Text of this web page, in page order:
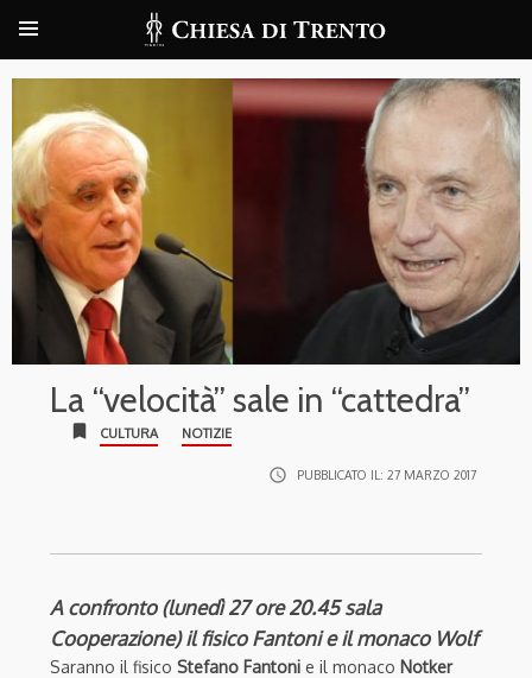
La “velocità” sale in “cattedra”
bookmark CULTURA NOTIZIE
access_time PUBBLICATO IL: 27 MARZO 2017
A confronto (lunedì 27 ore 20.45 sala
Cooperazione) il fisico Fantoni e il monaco Wolf
Saranno il fisico Stefano Fantoni e il monaco Notker